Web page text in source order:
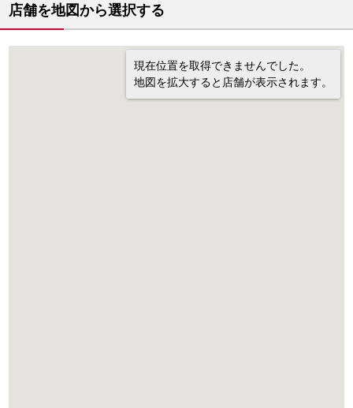
店舗を地図から選択する
現在位置を取得できませんでした。
地図を拡大すると店舗が表示されます。